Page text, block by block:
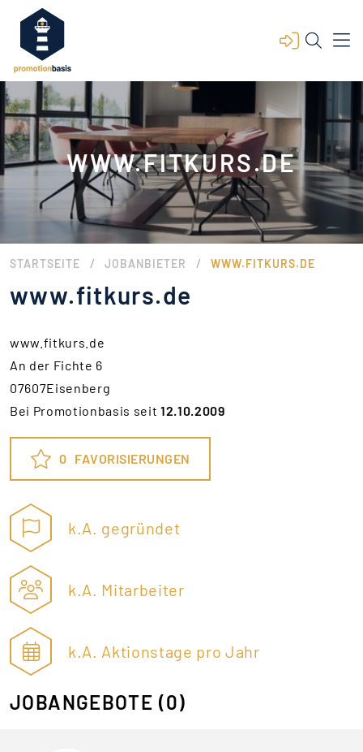
WWW.FITKURS.DE
STARTSEITE / JOBANBIETER / WWW.FITKURS.DE
www.fitkurs.de
www.fitkurs.de
An der Fichte 6
07607Eisenberg
Bei Promotionbasis seit12.10.2009
0 FAVORISIERUNGEN
k.A. gegründet
k.A. Mitarbeiter
k.A. Aktionstage pro Jahr
JOBANGEBOTE (0)